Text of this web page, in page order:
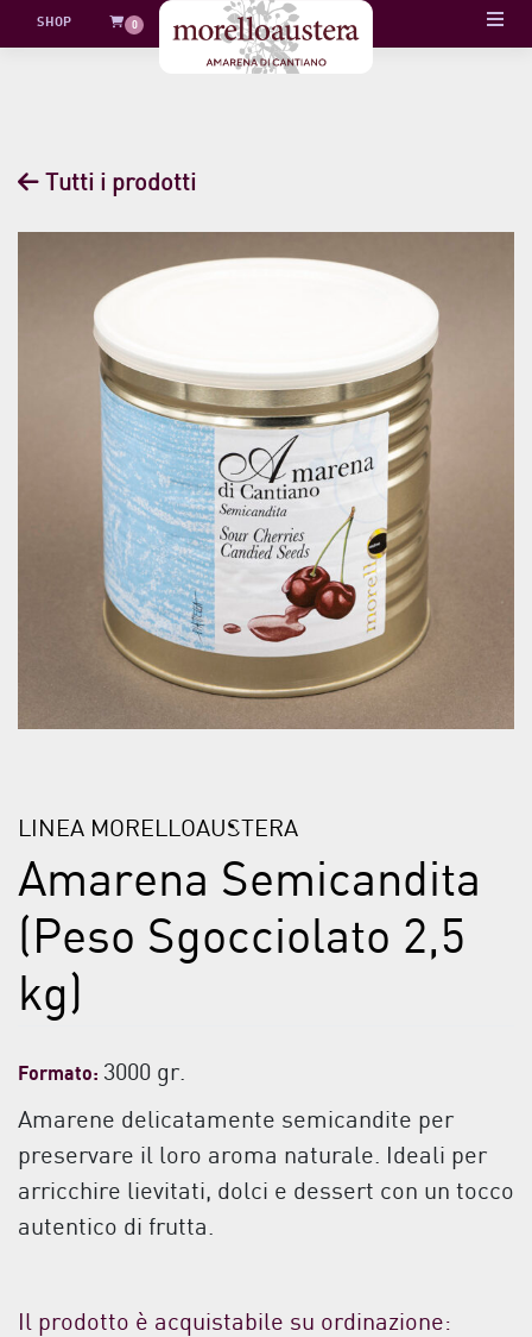
Skip
to
SHOP 0
Tutti i prodotti
LINEA MORELLOAUSTERA
Amarena Semicandita
(Peso Sgocciolato 2,5
kg)
Formato: 3000 gr.
Amarene delicatamente semicandite per
preservare il loro aroma naturale. Ideali per
arricchire lievitati, dolci e dessert con un tocco
autentico di frutta.
Il prodotto è acquistabile su ordinazione: